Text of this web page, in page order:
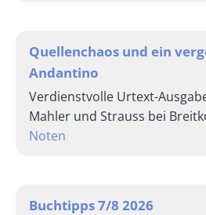
Quellenchaos und ein
Andantino
Verdienstvolle Urtext-
Mahler und Strauss bei
Noten
Buchtipps 7/8 2026